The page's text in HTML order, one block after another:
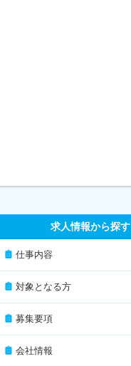
求人情報から探す
仕事内容
対象となる方
募集要項
会社情報